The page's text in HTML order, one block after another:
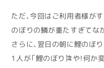
ただ、今回はご利用者様が
のぼりの鱗が重たすぎてな
さらに、翌日の朝に鯉のぼ
1人が「鯉のぼり🎏や！何か